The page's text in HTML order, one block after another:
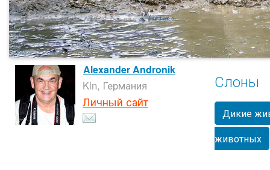
Alexander Andronik
Kln, Германия
Личный сайт
Слоны
Дикие
животных